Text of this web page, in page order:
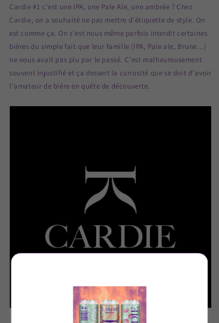
Cardie #1 c'est une IPA, une Pale Ale, une ambrée ? Chez
Cardie, on a souhaité ne pas mettre d'étiquette de style. On
est comme ça. On s'est nous même parfois interdit certaines
bières du simple fait que leur famille (IPA, Pale ale, Brune...)
ne nous avait pas plu par le passé. C'est malheureusement
souvent injustifié et ça dessert la curiosité que se doit d'avoir
l'amateur de bière en quête de découverte.